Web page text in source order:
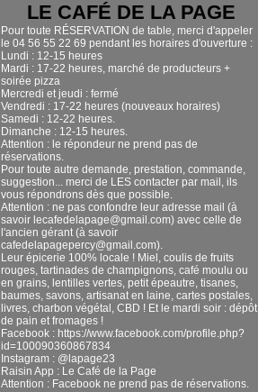
LE CAFÉ DE LA PAGE
Pour toute RÉSERVATION de table, merci d'appeler
le 04 56 55 22 69 pendant les horaires d'ouverture :
Lundi : 12-15 heures
Mardi : 17-22 heures, marché de producteurs +
soirée pizza
Mercredi et jeudi : fermé
Vendredi : 17-22 heures (nouveaux horaires)
Samedi : 12-22 heures.
Dimanche : 12-15 heures.
Attention : le répondeur ne prend pas de
réservations.
Pour toute autre demande, prestation, commande,
suggestion... merci de LES contacter par mail, ils
vous répondrons dès que possible.
Attention : ne pas confondre leur adresse mail (à
savoir lecafedelapage@gmail.com) avec celle de
l'ancien gérant (à savoir
cafedelapagepercy@gmail.com).
Leur épicerie 100% locale ! Miel, coulis de fruits
rouges, tartinades de champignons, café moulu ou
en grains, lentilles vertes, petit épeautre, tisanes,
baumes, savons, artisanat en laine, cartes postales,
livres, charbon végétal, CBD ! Et le mardi soir : dépôt
de pain et fromages !
Facebook : https://www.facebook.com/profile.php?
id=100090360867834
Instagram : @lapage23
Raisin App : Le Café de la Page
Attention : Facebook ne prend pas de réservations.